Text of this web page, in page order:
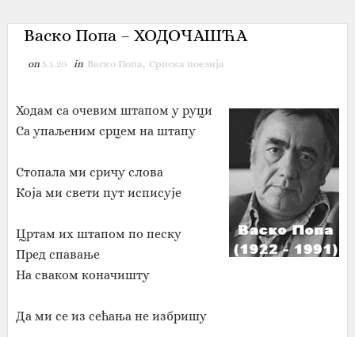
Васко Попа – ХОДОЧАШЋА
on 5.1.20 in Васко Попа, Српска поезија
Ходам са очевим штапом у руци
Са упаљеним срцем на штапу
Стопала ми сричу слова
Која ми свети пут исписује
Цртам их штапом по песку
Пред спавање
На сваком коначишту
Да ми се из сећања не избришу